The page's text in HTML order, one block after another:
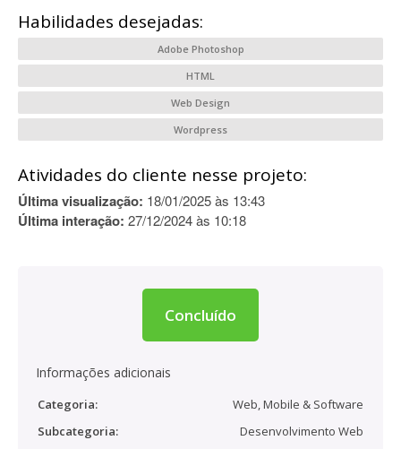
Habilidades desejadas:
Adobe Photoshop
HTML
Web Design
Wordpress
Atividades do cliente nesse projeto:
Última visualização: 18/01/2025 às 13:43
Última interação: 27/12/2024 às 10:18
Concluído
Informações adicionais
Categoria:
Web, Mobile & Software
Subcategoria:
Desenvolvimento Web